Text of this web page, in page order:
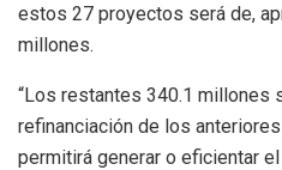
estos 27 proyectos será de,
millones.
“Los restantes 340.1 millones
refinanciación de los
permitirá generar o eficientar